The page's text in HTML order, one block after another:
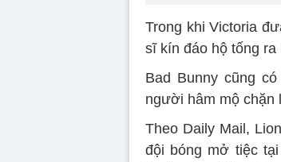
Trong khi Victoria
sĩ kín đáo hộ tống ra
Bad Bunny cũng
người hâm mộ chặn
Theo Daily Mail,
đội bóng mở tiệc